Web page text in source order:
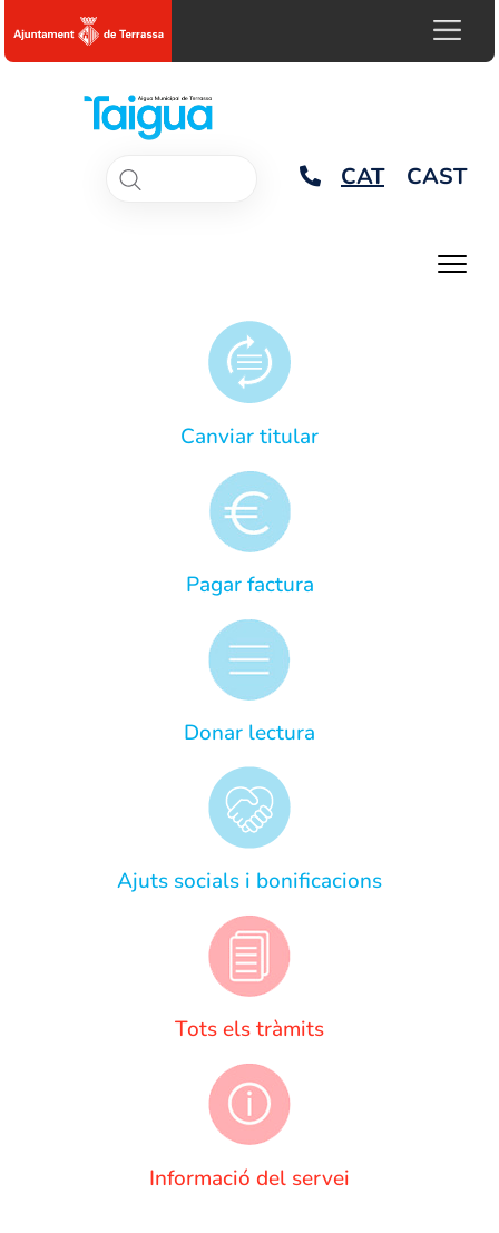
CAT CAST
Canviar titular
Pagar factura
Donar lectura
Ajuts socials i bonificacions
Tots els tràmits
Informació del servei